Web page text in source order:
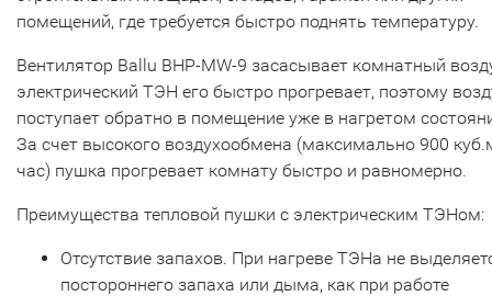
помещений, где требуется быстро поднять температуру.
Вентилятор Ballu BHP-MW-9 засасывает комнатный
электрический ТЭН его быстро прогревает, поэтому
поступает обратно в помещение уже в нагретом
За счет высокого воздухообмена (максимально 900
час) пушка прогревает комнату быстро и равномерно.
Преимущества тепловой пушки с электрическим ТЭНом:
Отсутствие запахов. При нагреве ТЭНа не
постороннего запаха или дыма, как при работе